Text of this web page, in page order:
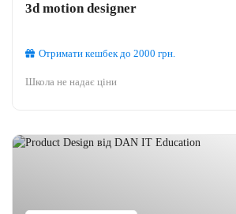
3d motion designer
Отримати кешбекдо 2000 грн.
Школа не надає ціни